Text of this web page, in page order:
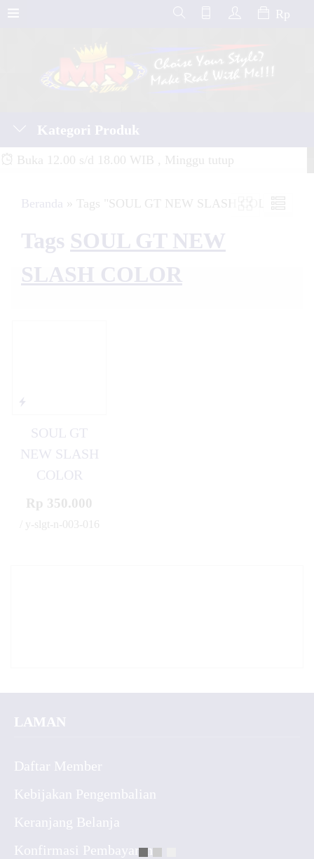
Rp
Kategori Produk
Buka 12.00 s/d 18.00 WIB , Minggu tutup
Beranda » Tags "SOUL GT NEW SLASH COLOR"
Tags SOUL GT NEW
SLASH COLOR
SOUL GT
NEW SLASH
COLOR
Rp 350.000
/ y-slgt-n-003-016
LAMAN
Daftar Member
Kebijakan Pengembalian
Keranjang Belanja
Konfirmasi Pembayaran